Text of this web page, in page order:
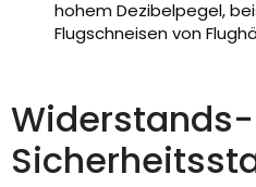
hohem Dezibelpegel,
Flugschneisen von